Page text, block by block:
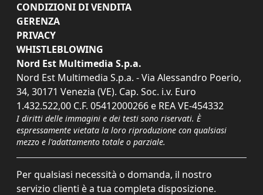
CONDIZIONI DI VENDITA
GERENZA
PRIVACY
WHISTLEBLOWING
Nord Est Multimedia S.p.a.
Nord Est Multimedia S.p.a. - Via Alessandro Poerio,
34, 30171 Venezia (VE). Cap. Soc. i.v. Euro
1.432.522,00 C.F. 05412000266 e REA VE-454332
I diritti delle immagini e dei testi sono riservati. È
espressamente vietata la loro riproduzione con qualsiasi
mezzo e l'adattamento totale o parziale.
Per qualsiasi necessità o domanda, il nostro
servizio clienti è a tua completa disposizione.